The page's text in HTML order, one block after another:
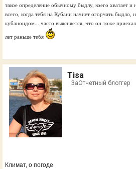
такое определение обычному быдлу, коего хватает
всего, когда тебя на Кубани начнет огорчать быдло,
кубаноидом... часто выясняется, что он тоже
лет раньше тебя
Tisa
ЗаОтчетный блоггер
Климат, о погоде